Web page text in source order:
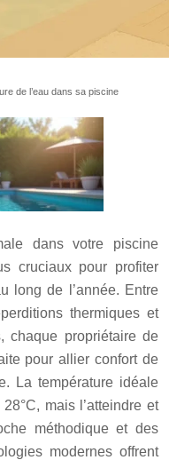
de l’eau dans sa piscine
dans votre piscine
cruciaux pour profiter
long de l’année. Entre
thermiques et
chaque propriétaire de
pour allier confort de
La température idéale
mais l’atteindre et
méthodique et des
modernes offrent